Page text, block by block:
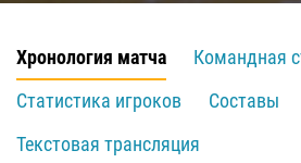
Хронология матча
Командная
Статистика игроков
Составы
Текстовая трансляция